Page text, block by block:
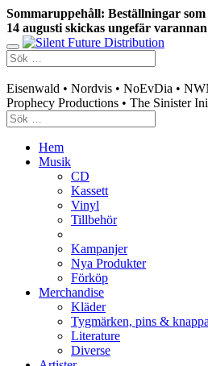
Sommaruppehåll: Beställningar
14 augusti skickas ungefär
Eisenwald • Nordvis • NoEvDia •
Prophecy Productions • The Sinister
Hem
Musik
CD
Kassett
Vinyl
Tillbehör
Kampanjer
Nya Produkter
Förköp
Merchandise
Kläder
Tygmärken, pins &
Literature
Diverse